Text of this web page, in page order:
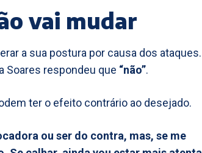
vai mudar
a sua postura por causa dos ataques.
Soares respondeu que “não”.
ter o efeito contrário ao desejado.
ou ser do contra, mas, se me